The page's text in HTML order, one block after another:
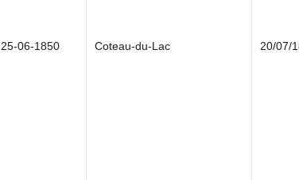
25-06-1850 Coteau-du-Lac 20/07/